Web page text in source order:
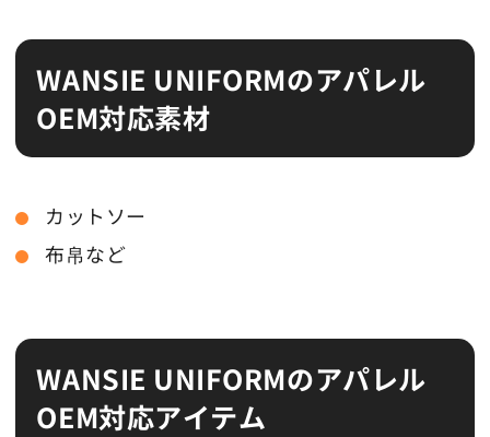
WANSIE UNIFORMのアパレル
OEM対応素材
カットソー
布帛など
WANSIE UNIFORMのアパレル
OEM対応アイテム